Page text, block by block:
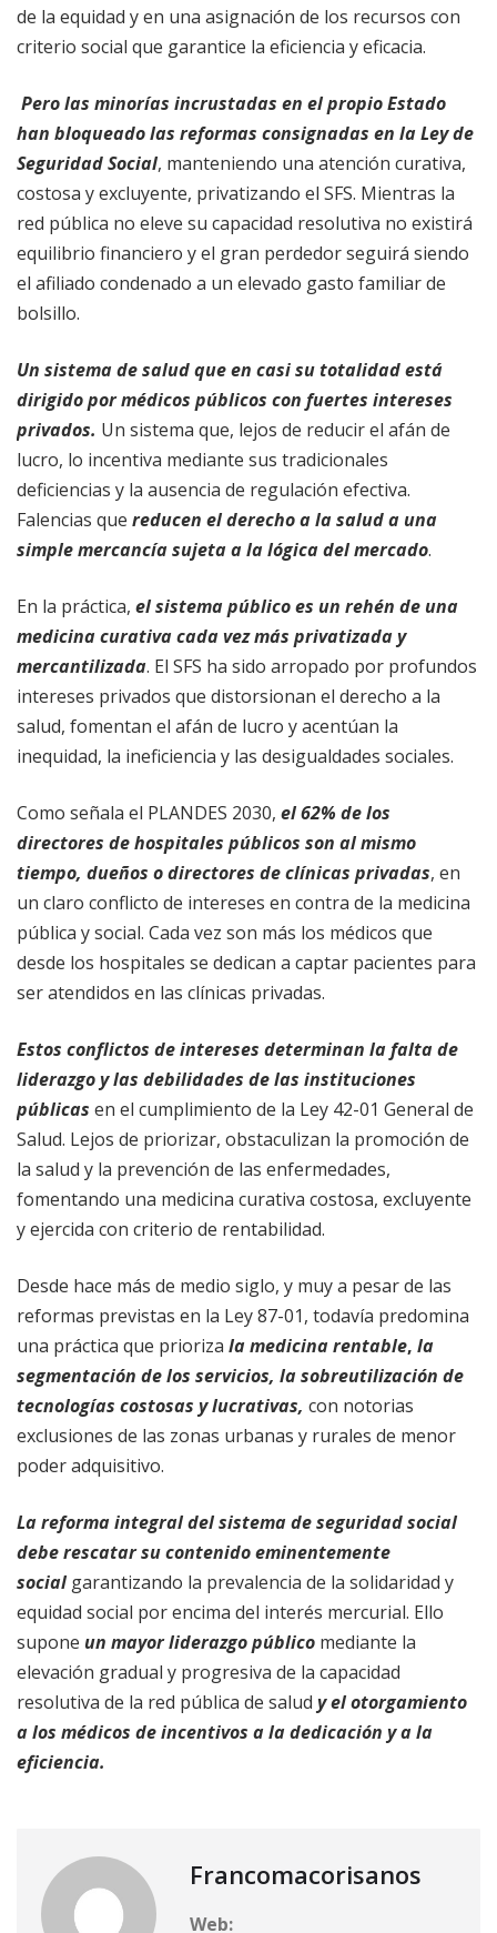
de la equidad y en una asignación de los recursos con
criterio social que garantice la eficiencia y eficacia.
Pero las minorías incrustadas en el propio Estado
han bloqueado las reformas consignadas en la Ley de
Seguridad Social, manteniendo una atención curativa,
costosa y excluyente, privatizando el SFS. Mientras la
red pública no eleve su capacidad resolutiva no existirá
equilibrio financiero y el gran perdedor seguirá siendo
el afiliado condenado a un elevado gasto familiar de
bolsillo.
Un sistema de salud que en casi su totalidad está
dirigido por médicos públicos con fuertes intereses
privados. Un sistema que, lejos de reducir el afán de
lucro, lo incentiva mediante sus tradicionales
deficiencias y la ausencia de regulación efectiva.
Falencias que reducen el derecho a la salud a una
simple mercancía sujeta a la lógica del mercado.
En la práctica, el sistema público es un rehén de una
medicina curativa cada vez más privatizada y
mercantilizada. El SFS ha sido arropado por profundos
intereses privados que distorsionan el derecho a la
salud, fomentan el afán de lucro y acentúan la
inequidad, la ineficiencia y las desigualdades sociales.
Como señala el PLANDES 2030, el 62% de los
directores de hospitales públicos son al mismo
tiempo, dueños o directores de clínicas privadas, en
un claro conflicto de intereses en contra de la medicina
pública y social. Cada vez son más los médicos que
desde los hospitales se dedican a captar pacientes para
ser atendidos en las clínicas privadas.
Estos conflictos de intereses determinan la falta de
liderazgo y las debilidades de las instituciones
públicas en el cumplimiento de la Ley 42-01 General de
Salud. Lejos de priorizar, obstaculizan la promoción de
la salud y la prevención de las enfermedades,
fomentando una medicina curativa costosa, excluyente
y ejercida con criterio de rentabilidad.
Desde hace más de medio siglo, y muy a pesar de las
reformas previstas en la Ley 87-01, todavía predomina
una práctica que prioriza la medicina rentable, la
segmentación de los servicios, la sobreutilización de
tecnologías costosas y lucrativas, con notorias
exclusiones de las zonas urbanas y rurales de menor
poder adquisitivo.
La reforma integral del sistema de seguridad social
debe rescatar su contenido eminentemente
social garantizando la prevalencia de la solidaridad y
equidad social por encima del interés mercurial. Ello
supone un mayor liderazgo público mediante la
elevación gradual y progresiva de la capacidad
resolutiva de la red pública de salud y el otorgamiento
a los médicos de incentivos a la dedicación y a la
eficiencia.
Francomacorisanos
Web: